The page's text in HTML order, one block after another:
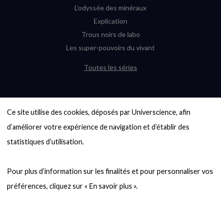
Ce site utilise des cookies, déposés par Universcience, afin
d’améliorer votre expérience de navigation et d’établir des
statistiques d’utilisation.
Pour plus d’information sur les finalités et pour personnaliser vos
L’odyssée des minéraux
Explication
Trous noirs de labo
Les super-pouvoirs du vivant
Toutes les séries
6000 exoplanètes, et pas de « Terre »
en vue ?
Quel avenir pour les cryptos ?
Entre mathématiques et politique : la
quête d’un vote équitable